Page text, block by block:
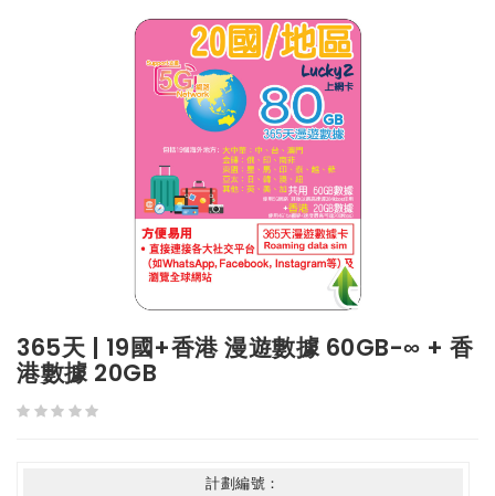
365天 | 19國+香港 漫遊數據 60GB-∞ + 香
港數據 20GB
計劃編號：